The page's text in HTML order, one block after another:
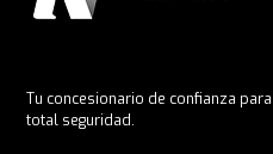
Tu concesionario de confianza
total seguridad.